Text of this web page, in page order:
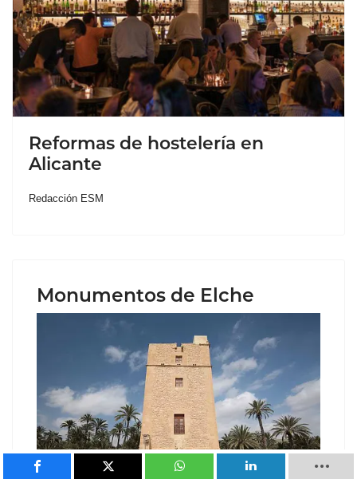
Reformas de hostelería en
Alicante
Redacción ESM
Monumentos de Elche